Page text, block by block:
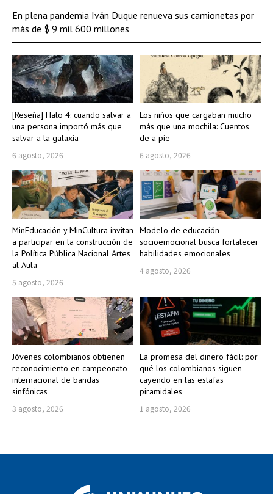
[Reseña] Halo 4: cuando salvar a
una persona importó más que
salvar a la galaxia
6 agosto, 2026
Los niños que cargaban mucho
más que una mochila: Cuentos
de a pie
6 agosto, 2026
MinEducación y MinCultura invitan
a participar en la construcción de
la Política Pública Nacional Artes
al Aula
5 agosto, 2026
Modelo de educación
socioemocional busca fortalecer
habilidades emocionales
4 agosto, 2026
Jóvenes colombianos obtienen
reconocimiento en campeonato
internacional de bandas
sinfónicas
3 agosto, 2026
La promesa del dinero fácil: por
qué los colombianos siguen
cayendo en las estafas
piramidales
1 agosto, 2026
En plena pandemia Iván Duque renueva sus camionetas por
más de $ 9 mil 600 millones